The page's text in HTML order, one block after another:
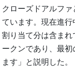
クローズドアルフ
ています。現在進
割り当て分は含ま
ークンであり、最
ます」と説明した。